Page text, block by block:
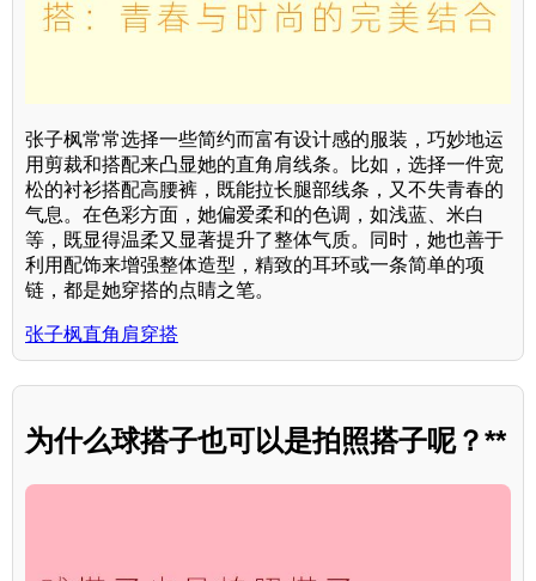
张子枫常常选择一些简约而富有设计感的服装，巧妙地运
用剪裁和搭配来凸显她的直角肩线条。比如，选择一件宽
松的衬衫搭配高腰裤，既能拉长腿部线条，又不失青春的
气息。在色彩方面，她偏爱柔和的色调，如浅蓝、米白
等，既显得温柔又显著提升了整体气质。同时，她也善于
利用配饰来增强整体造型，精致的耳环或一条简单的项
链，都是她穿搭的点睛之笔。
张子枫直角肩穿搭
为什么球搭子也可以是拍照搭子呢？**